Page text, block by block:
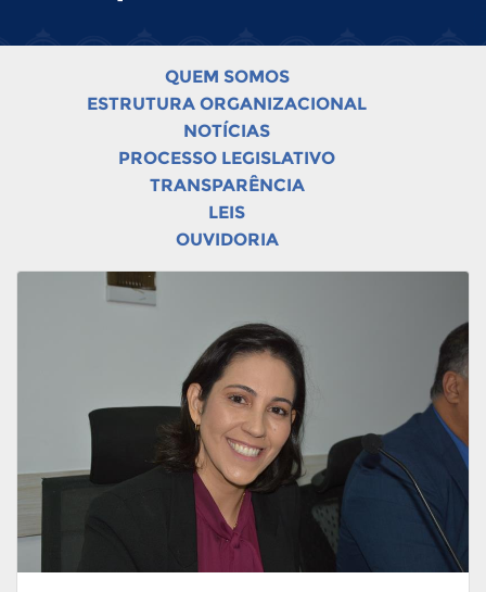
QUEM SOMOS
ESTRUTURA ORGANIZACIONAL
NOTÍCIAS
PROCESSO LEGISLATIVO
TRANSPARÊNCIA
LEIS
OUVIDORIA